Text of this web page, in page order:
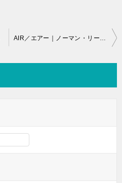
AIR／エアー｜ノーマン・リーダス主演映画